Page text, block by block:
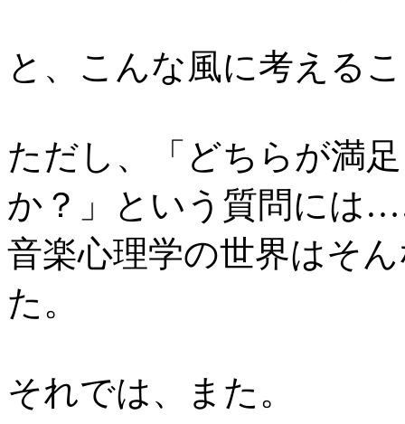
と、こんな風に考える
ただし、「どちらが満
か？」という質問には
音楽心理学の世界はそ
た。
それでは、また。